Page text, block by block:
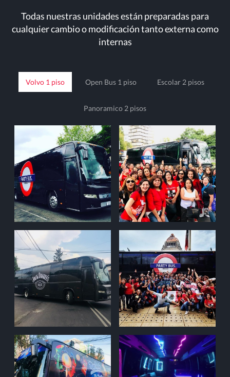
Todas nuestras unidades están preparadas para
cualquier cambio o modificación tanto externa como
internas
Volvo 1 piso Open Bus 1 piso Escolar 2 pisos
Panoramico 2 pisos